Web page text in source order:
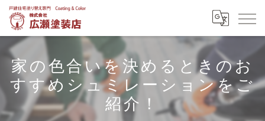
家の色合いを決めるときのお
すすめシュミレーションをご
紹介！